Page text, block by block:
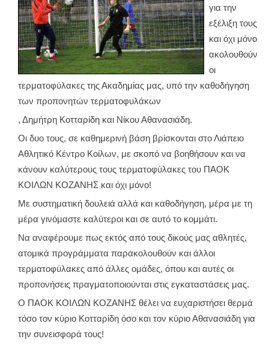
για την
εξέλιξη τους
και όχι μόνο
ακολουθούν
οι
τερματοφύλακες της Ακαδημίας μας, υπό την καθοδήγηση
των προπονητών τερματοφυλάκων
, Δημήτρη Κοτταρίδη και Νίκου Αθανασιάδη.
Οι δυο τους, σε καθημερινή βάση βρίσκονται στο Λιάπειο
Αθλητικό Κέντρο Κοίλων, με σκοπό να βοηθήσουν και να
κάνουν καλύτερους τους τερματοφύλακες του ΠΑΟΚ
ΚΟΙΛΩΝ ΚΟΖΑΝΗΣ και όχι μόνο!
Με συστηματική δουλειά αλλά και καθοδήγηση, μέρα με τη
μέρα γινόμαστε καλύτεροι και σε αυτό το κομμάτι.
Να αναφέρουμε πως εκτός από τους δικούς μας αθλητές,
ατομικά προγράμματα παρακολουθούν και άλλοι
τερματοφύλακες από άλλες ομάδες, όπου και αυτές οι
προπονήσεις πραγματοποιούνται στις εγκαταστάσεις μας.
Ο ΠΑΟΚ ΚΟΙΛΩΝ ΚΟΖΑΝΗΣ θέλει να ευχαριστήσει θερμά
τόσο τον κύριο Κοτταρίδη όσο και τον κύριο Αθανασιάδη για
την συνεισφορά τους!